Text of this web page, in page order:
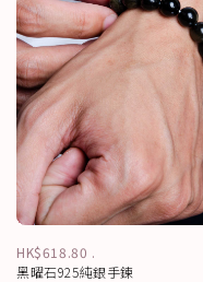
HK$618.80 .
黑曜石925純銀手鍊